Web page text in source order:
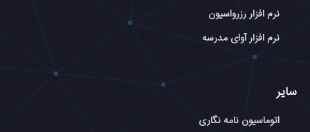
نرم افزار رزرواسیون
نرم افزار آوای مدرسه
سایر
اتوماسیون نامه نگاری